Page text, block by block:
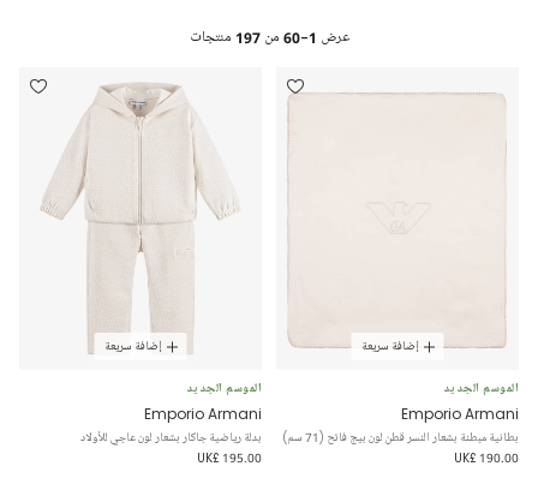
عرض 1-60 من197 منتجات
إضافة سريعة
الموسم الجديد
Emporio Armani
بطانية مبطنة بشعار النسر قطن لون بيج فاتح (71 سم)
UK£ 190.00
إضافة سريعة
الموسم الجديد
Emporio Armani
بدلة رياضية جاكار بشعار لون عاجي للأولاد
UK£ 195.00